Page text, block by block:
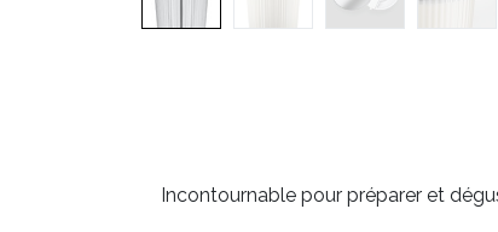
Incontournable pour préparer et